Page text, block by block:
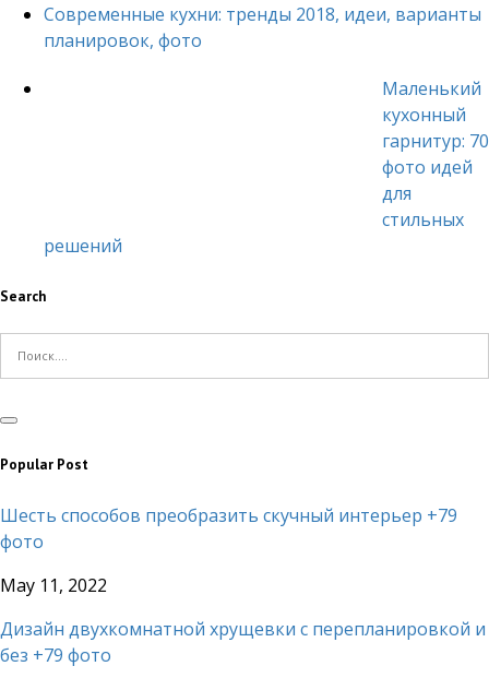
Современные кухни: тренды 2018, идеи, варианты
планировок, фото
Маленький
кухонный
гарнитур: 70
фото идей
для
стильных
решений
Search
Popular Post
Шесть способов преобразить скучный интерьер +79
фото
May 11, 2022
Дизайн двухкомнатной хрущевки с перепланировкой и
без +79 фото